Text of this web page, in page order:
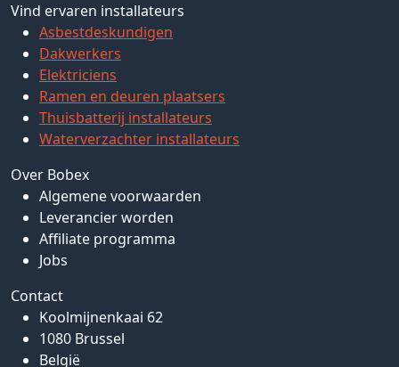
Vind ervaren installateurs
Asbestdeskundigen
Dakwerkers
Elektriciens
Ramen en deuren plaatsers
Thuisbatterij installateurs
Waterverzachter installateurs
Over Bobex
Algemene voorwaarden
Leverancier worden
Affiliate programma
Jobs
Contact
Koolmijnenkaai 62
1080 Brussel
België